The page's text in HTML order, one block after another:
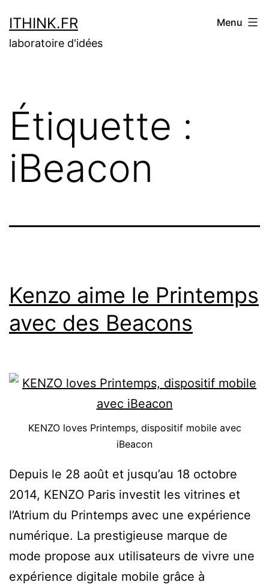
au
contenu
ITHINK.FR
laboratoire d'idées
Menu
Étiquette :
iBeacon
Kenzo aime le Printemps
avec des Beacons
KENZO loves Printemps, dispositif mobile avec
iBeacon
Depuis le 28 août et jusqu’au 18 octobre
2014, KENZO Paris investit les vitrines et
l’Atrium du Printemps avec une expérience
numérique. La prestigieuse marque de
mode propose aux utilisateurs de vivre une
expérience digitale mobile grâce à